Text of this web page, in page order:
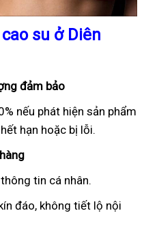
su ở Diên
đảm bảo
nếu phát hiện sản phẩm
hạn hoặc bị lỗi.
tin cá nhân.
đáo, không tiết lộ nội